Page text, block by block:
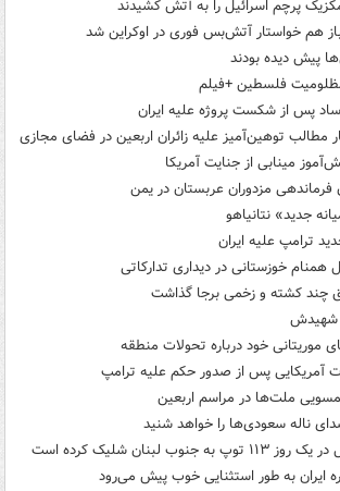
پرچم اسرائیل را به آتش کشیدند
هم خواستار آتش‌بس فوری در اوکراین شد
پیش دیده بودند
فلسطین +فیلم
پس از شکست پروژه علیه ایران
مطالب توهین‌آمیز علیه زائران اربعین در فضای مجازی
مینابی از جنایت آمریکا
فرماندهی مزدوران عربستان در یمن
جدید» نتانیاهو
ترامپ علیه ایران
همنام خوزستانی در دیداری تدارکاتی
چند کشته و زخمی برجا گذاشت
شهیدش
موریتانی خود درباره تحولات منطقه
آمریکایی پس از صدور حکم علیه ترامپ
ملت‌ها در مراسم اربعین
ناله سعودی‌ها را خواهد شنید
لبنان شلیک کرده است
ایران به طور استثنایی خوب پیش می‌رود